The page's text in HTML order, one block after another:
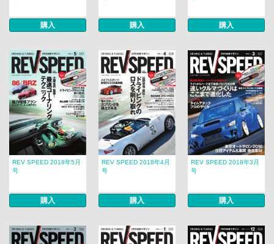
購入 購入 購入
REV SPEED 2018年5月
号
購入
REV SPEED 2018年4月
号
購入
REV SPEED 2018年3月
号
購入